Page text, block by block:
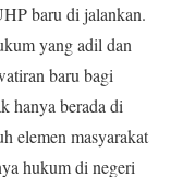
baru di jalankan.
yang adil dan
baru bagi
hanya berada di
elemen masyarakat
hukum di negeri